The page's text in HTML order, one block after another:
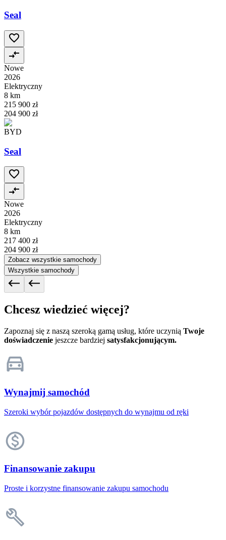
Seal
Nowe
2026
Elektryczny
8 km
215 900 zł
204 900 zł
BYD
Seal
Nowe
2026
Elektryczny
8 km
217 400 zł
204 900 zł
Zobacz wszystkie samochody
Wszystkie samochody
Chcesz wiedzieć więcej?
Zapoznaj się z naszą szeroką gamą usług, które uczynią Twoje
doświadczenie jeszcze bardziej satysfakcjonującym.
Wynajmij samochód
Szeroki wybór pojazdów dostępnych do wynajmu od ręki
Finansowanie zakupu
Proste i korzystne finansowanie zakupu samochodu